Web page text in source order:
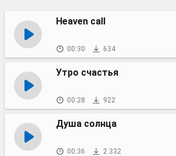
Heaven call
00:30 634
Утро счастья
00:28 922
Душа солнца
00:36 2 332